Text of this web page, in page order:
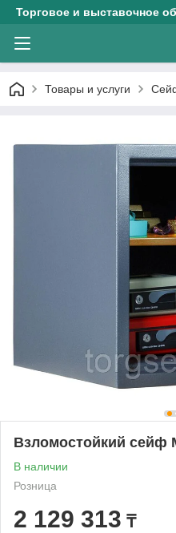
Торговое и выставочное
Товары и услуги
Взломостойкий сейф
В наличии
Розница
2 129 313 ₸